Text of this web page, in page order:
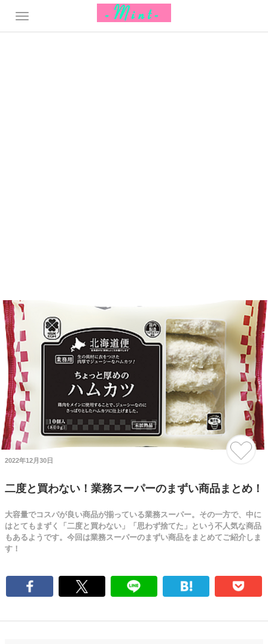
2022年12月30日
二度と買わない！業務スーパーのまずい商品まとめ！
大容量でコスパが良い商品が揃っている業務スーパー。その一方で、中に
はとてもまずく「二度と買わない」「思わず捨てた」という不人気な商品
もあるようです。今回は業務スーパーのまずい商品をまとめてご紹介しま
す！